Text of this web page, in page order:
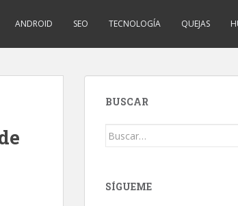
ANDROID SEO TECNOLOGÍA QUEJAS
BUSCAR
Buscar:
SÍGUEME